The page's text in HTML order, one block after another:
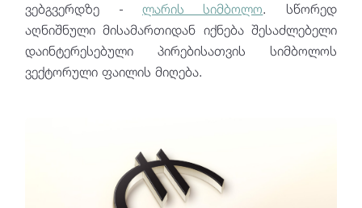
ვებგვერდზე - ლარის სიმბოლო. სწორედ
აღნიშნული მისამართიდან იქნება შესაძლებელი
დაინტერესებული პირებისათვის სიმბოლოს
ვექტორული ფაილის მიღება.